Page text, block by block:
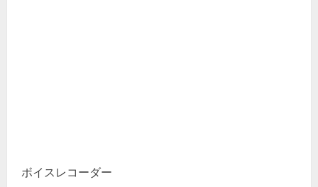
ボイスレコーダー